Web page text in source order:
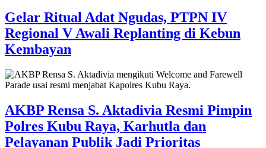
Gelar Ritual Adat Ngudas, PTPN IV
Regional V Awali Replanting di Kebun
Kembayan
AKBP Rensa S. Aktadivia Resmi Pimpin
Polres Kubu Raya, Karhutla dan
Pelayanan Publik Jadi Prioritas